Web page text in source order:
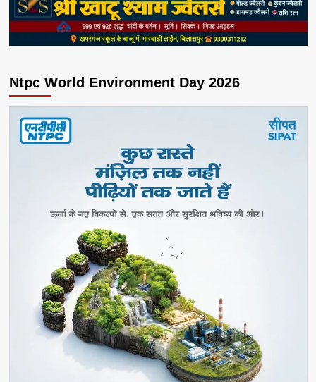
Ntpc World Environment Day 2026